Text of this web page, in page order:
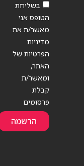
בשליחת
הטופס אני
מאשר/ת את
מדיניות
הפרטיות של
האתר,
ומאשר/ת
קבלת
פרסומים
הרשמה